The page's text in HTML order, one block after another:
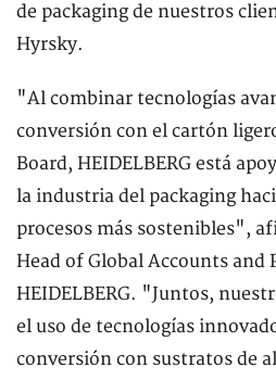
de packaging de nuestros
Hyrsky.
"Al combinar tecnologías
conversión con el cartón
Board, HEIDELBERG está
la industria del packaging
procesos más sostenibles",
Head of Global Accounts and
HEIDELBERG. "Juntos,
el uso de tecnologías
conversión con sustratos de